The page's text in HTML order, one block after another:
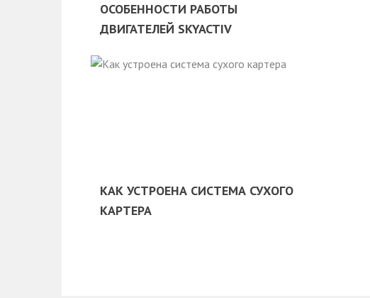
ОСОБЕННОСТИ РАБОТЫ
ДВИГАТЕЛЕЙ SKYACTIV
КАК УСТРОЕНА СИСТЕМА СУХОГО
КАРТЕРА